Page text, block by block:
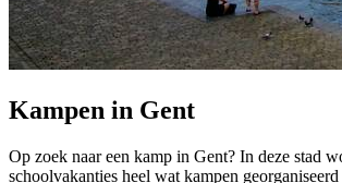
Kampen in Gent
Op zoek naar een kamp in Gent? In deze stad
schoolvakanties heel wat kampen